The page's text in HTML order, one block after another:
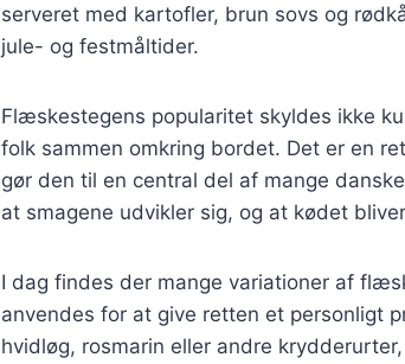
serveret med kartofler, brun sovs og
jule- og festmåltider.
Flæskestegens popularitet skyldes ikke
folk sammen omkring bordet. Det er en
gør den til en central del af mange
at smagene udvikler sig, og at kødet
I dag findes der mange variationer af
anvendes for at give retten et personligt
hvidløg, rosmarin eller andre